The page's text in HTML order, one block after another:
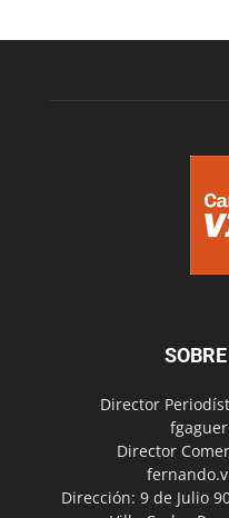
Director
Director
Dirección: 9 de Julio